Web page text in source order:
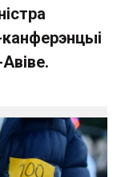
канферэнцыі